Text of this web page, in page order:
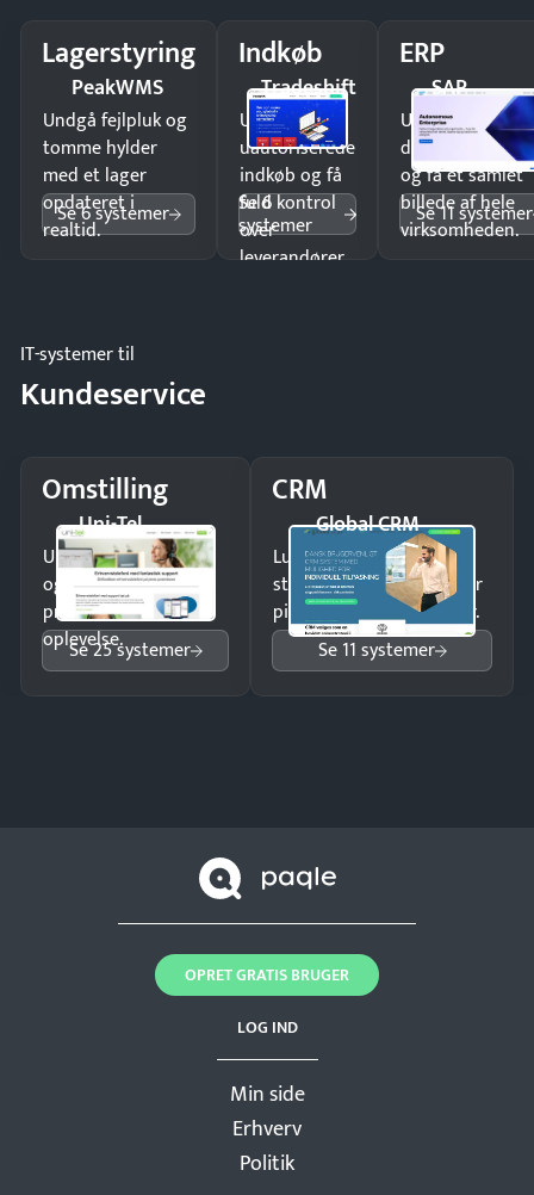
Lagerstyring
PeakWMS
Undgå fejlpluk og
tomme hylder
med et lager
opdateret i
realtid.
Se 6 systemer
Indkøb
Tradeshift
Undgå
uautoriserede
indkøb og få
fuld kontrol
over
leverandører
Se 6
systemer
ERP
SAP
Undgå
og få ét samlet
billede af hele
virksomheden.
Se 11 systemer
IT-systemer til
Kundeservice
Omstilling
Uni-Tel
Undgå tabte opkald
og giv kunderne en
professionel
oplevelse.
Se 25 systemer
CRM
Global CRM
Luk flere salg med et
struktureret overblik over
pipeline og opfølgninger.
Se 11 systemer
Min side
Erhverv
Politik
LOG IND
OPRET GRATIS BRUGER